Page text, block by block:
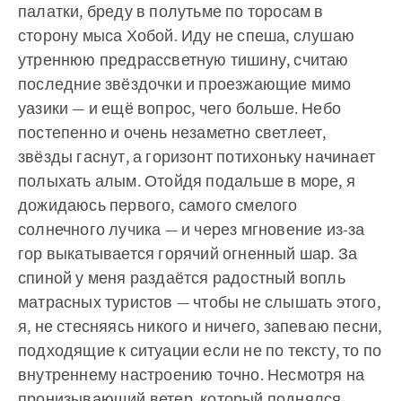
палатки, бреду в полутьме по торосам в
сторону мыса Хобой. Иду не спеша, слушаю
утреннюю предрассветную тишину, считаю
последние звёздочки и проезжающие мимо
уазики — и ещё вопрос, чего больше. Небо
постепенно и очень незаметно светлеет,
звёзды гаснут, а горизонт потихоньку начинает
полыхать алым. Отойдя подальше в море, я
дожидаюсь первого, самого смелого
солнечного лучика — и через мгновение из-за
гор выкатывается горячий огненный шар. За
спиной у меня раздаётся радостный вопль
матрасных туристов — чтобы не слышать этого,
я, не стесняясь никого и ничего, запеваю песни,
подходящие к ситуации если не по тексту, то по
внутреннему настроению точно. Несмотря на